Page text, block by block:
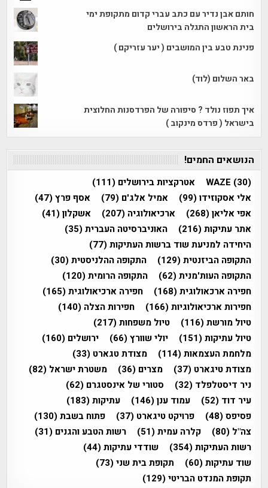
חותם אבן נדיר עם כתב עברי קדום מתקופת ימי
בית הראשון התגלה בירושלים
פנינת טבע בין המושבים ( יער עזריקם )
באר השלום (לוד)
איך תפוז נולד ? סיפורה של הפרדסנות החלוצית
בישראל ( פרדס מינקוב )
הנושאים החמים!
WAZE (30) אטרקציות בירושלים (111)
אלי אסקוזידו(99) אמיל אלג'ם (79) אסף פרץ(47)
אפי אליאן(268) ארכיאולוגיה (207) אשקלון(41)
אתר עתיקות(216) האוניברסיטה העברית(35)
היחידה למניעת שוד ברשות העתיקות(77)
התקופה הביזנטית(129) התקופה ההלניסטית(30)
התקופה העות'מנית(62) התקופה הרומית(120)
חפירה ארכאולוגית(168) חפירה ארכיאולוגית(165)
חפירות ארכיאולוגיות(166) חפירות הצלה (140)
טיול מורשת(116) טיול משפחות(217)
טיול עתיקות(151) יולי שוורץ(66) ירושלים (160)
מלחמת העצמאות(114) מצודת טגארט (33)
מצודת טיגארט (37) מצרים (36) משטרת ישראל (82)
ניר דיסטלפלד (32) סטורי של אינסטגרם (62)
עיר דוד (52) עמוד ענן(146) עתיקות(183)
פסיפס(48) פרויקט טיגארט (37) פתוח בשבת(130)
צה"ל (80) קלרה עמית(51) רשות הטבע והגנים (31)
רשות העתיקות(354) שודדי עתיקות(44)
שוד עתיקות(60) תקופת בית שני(73)
תקופת המנדט הבריטי(129)